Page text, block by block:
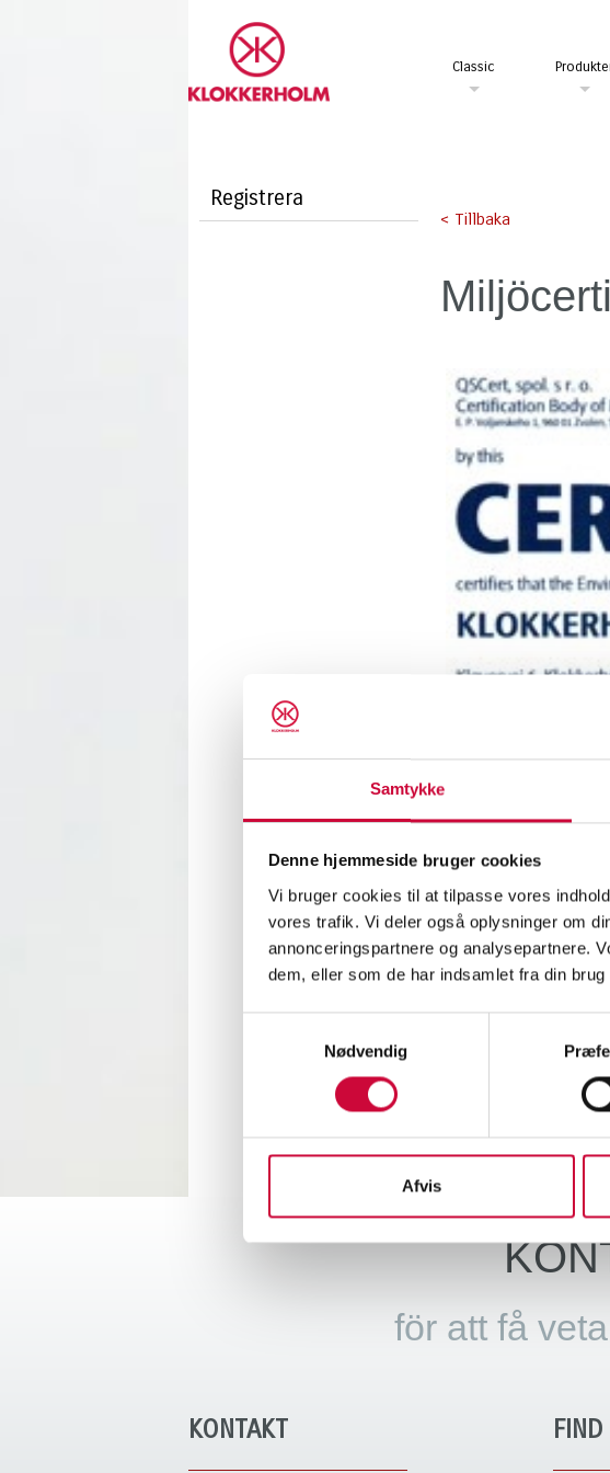
Samtykke
Denne hjemmeside bruger cookies
Vi bruger cookies til at tilpasse vores
vores trafik. Vi deler også oplysninger om
annonceringspartnere og analysepartnere.
dem, eller som de har indsamlet fra din brug
Nødvendig
Afvis
Classic
Registrera
< Tillbaka
företagsnivå erhållit en
Detta certifikat är inte
fortlöpande strävan
för att få
KONTAKT